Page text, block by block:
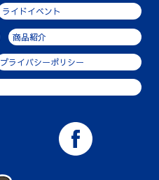
ライドイベント
商品紹介
プライバシーポリシー